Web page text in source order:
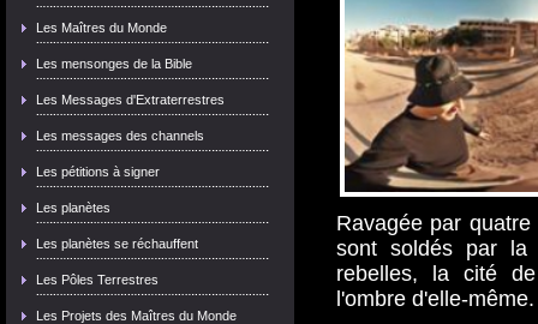
Les Maîtres du Monde
Les mensonges de la Bible
Les Messages d'Extraterrestres
Les messages des channels
Les pétitions à signer
Les planètes
Les planètes se réchauffent
Les Pôles Terrestres
Les Projets des Maîtres du Monde
Ravagée par
sont soldés par la
rebelles, la cité
l'ombre d'elle-même.